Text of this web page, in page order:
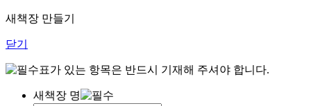
새책장 만들기
닫기
표가 있는 항목은 반드시 기재해 주셔야 합니다.
새책장 명